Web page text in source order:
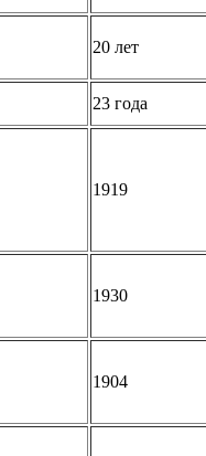
20 лет
23 года
1919
1930
1904